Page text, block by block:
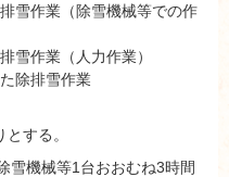
雪作業（除雪機械等での作
雪作業（人力作業）
除排雪作業
する。
雪機械等1台おおむね3時間